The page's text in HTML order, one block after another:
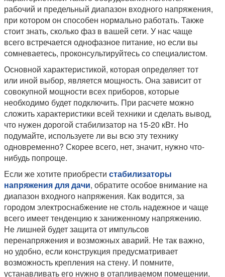
рабочий и предельный диапазон входного напряжения,
при котором он способен нормально работать. Также
стоит знать, сколько фаз в вашей сети. У нас чаще
всего встречается однофазное питание, но если вы
сомневаетесь, проконсультируйтесь со специалистом.
Основной характеристикой, которая определяет тот
или иной выбор, является мощность. Она зависит от
совокупной мощности всех приборов, которые
необходимо будет подключить. При расчете можно
сложить характеристики всей техники и сделать вывод,
что нужен дорогой стабилизатор на 15-20 кВт. Но
подумайте, используете ли вы всю эту технику
одновременно? Скорее всего, нет, значит, нужно что-
нибудь попроще.
Если же хотите приобрести стабилизаторы
напряжения для дачи, обратите особое внимание на
диапазон входного напряжения. Как водится, за
городом электроснабжение не столь надежное и чаще
всего имеет тенденцию к заниженному напряжению.
Не лишней будет защита от импульсов
перенапряжения и возможных аварий. Не так важно,
но удобно, если конструкция предусматривает
возможность крепления на стену. И помните,
устанавливать его нужно в отапливаемом помещении,